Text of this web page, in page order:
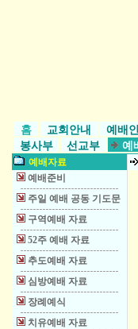
홈 교회안내 예배
봉사부
선교부 예
예배자료
예배준비
주일 예배 공동 기도문
구역예배 자료
52주 예배 자료
추도예배 자료
심방예배 자료
장례예식
치유예배 자료